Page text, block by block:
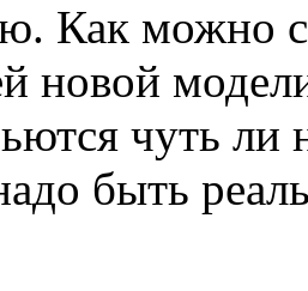
Как можно
новой
чуть ли
быть